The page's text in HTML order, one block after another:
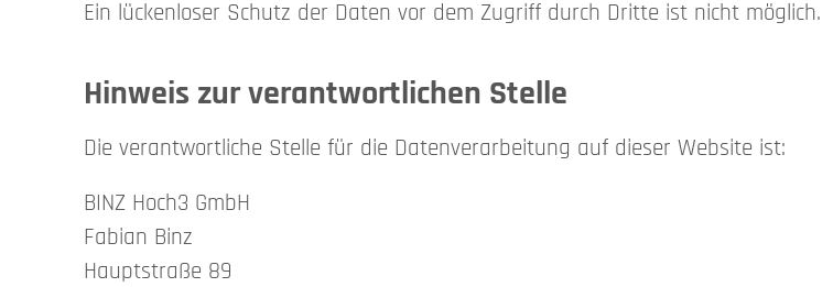
Ein lückenloser Schutz der Daten vor dem Zugriff durch Dritte ist nicht möglich.
Hinweis zur verantwortlichen Stelle
Die verantwortliche Stelle für die Datenverarbeitung auf dieser Website ist:
BINZ Hoch3 GmbH
Fabian Binz
Hauptstraße 89